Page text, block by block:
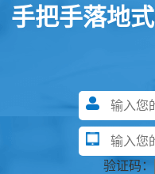
手把手落地
验证码：